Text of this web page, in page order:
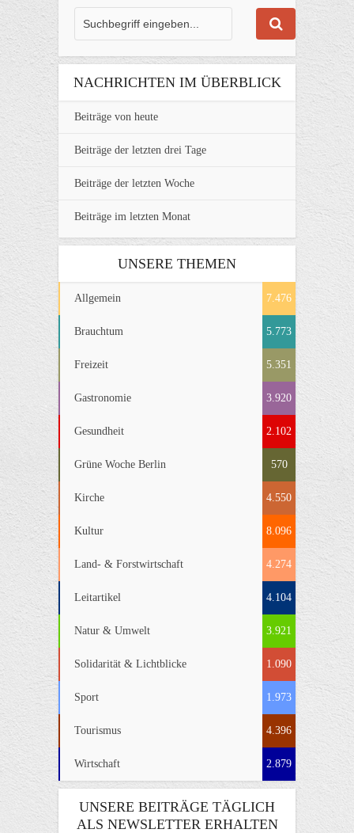
NACHRICHTEN IM ÜBERBLICK
Beiträge von heute
Beiträge der letzten drei Tage
Beiträge der letzten Woche
Beiträge im letzten Monat
UNSERE THEMEN
Allgemein 7.476
Brauchtum 5.773
Freizeit 5.351
Gastronomie 3.920
Gesundheit 2.102
Grüne Woche Berlin 570
Kirche 4.550
Kultur 8.096
Land- & Forstwirtschaft 4.274
Leitartikel 4.104
Natur & Umwelt 3.921
Solidarität & Lichtblicke 1.090
Sport 1.973
Tourismus 4.396
Wirtschaft 2.879
UNSERE BEITRÄGE TÄGLICH
ALS NEWSLETTER ERHALTEN